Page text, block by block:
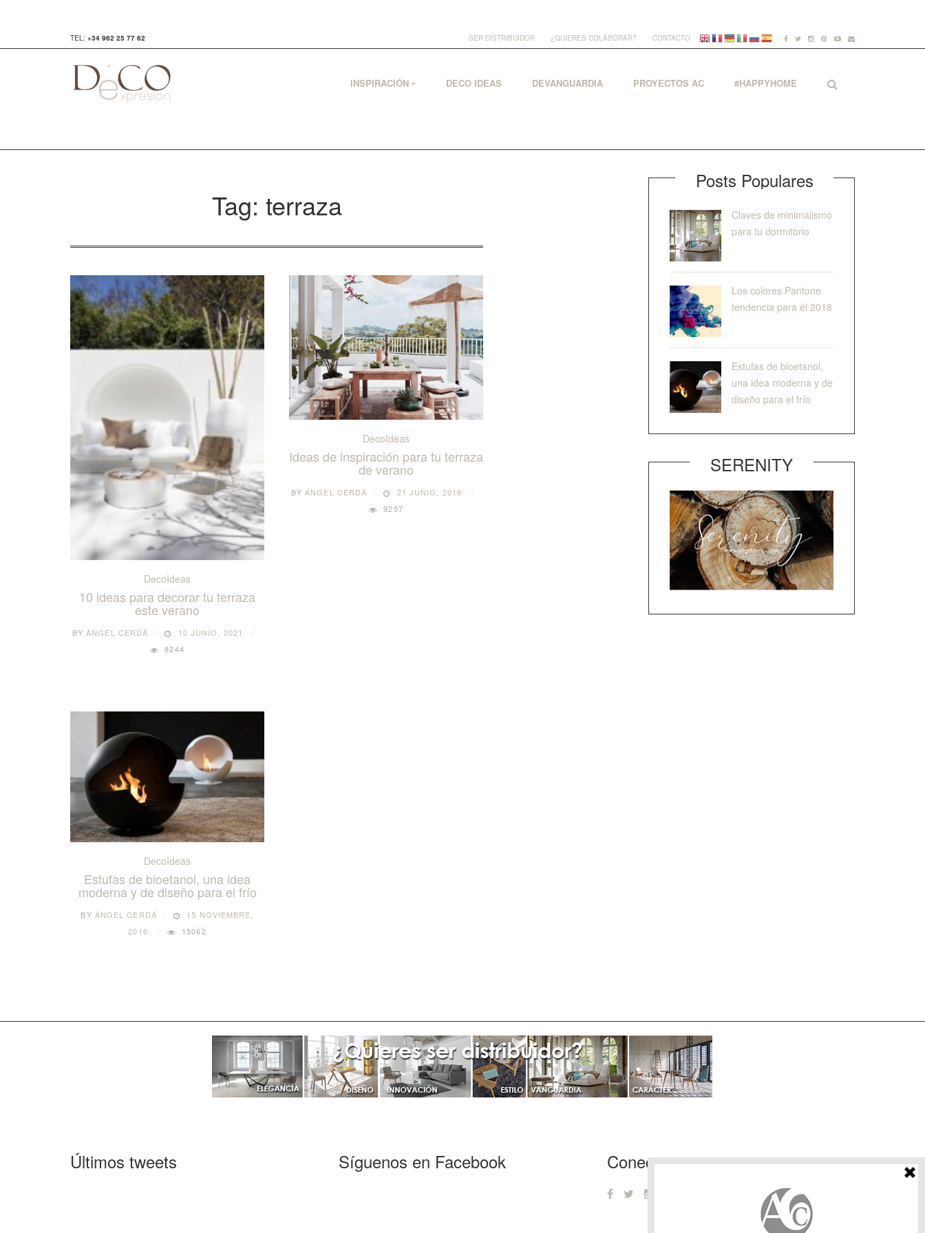
TEL: +34 962 25 77 62 SER DISTRIBUIDOR ¿QUIERES COLABORAR? CONTACTO
INSPIRACIÓN DECO IDEAS DEVANGUARDIA PROYECTOS AC #HAPPYHOME
Tag: terraza
DecoIdeas
10 ideas para decorar tu terraza
este verano
BY ÁNGEL CERDÁ
10 JUNIO, 2021
8244
DecoIdeas
Ideas de inspiración para tu terraza
de verano
BY ÁNGEL CERDÁ
21 JUNIO, 2018
9257
DecoIdeas
Estufas de bioetanol, una idea
moderna y de diseño para el frío
BY ÁNGEL CERDÁ
15 NOVIEMBRE,
2016
15062
Posts Populares
Claves de minimalismo
para tu dormitorio
Los colores Pantone
tendencia para el 2018
Estufas de bioetanol,
una idea moderna y de
diseño para el frío
SERENITY
Últimos tweets Síguenos en Facebook Conecta con nosotros